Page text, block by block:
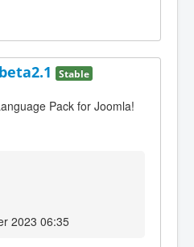
Stable
Pack for Joomla!
2023 06:35